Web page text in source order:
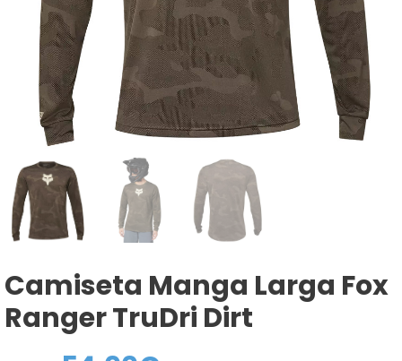
Camiseta Manga Larga Fox
Ranger TruDri Dirt